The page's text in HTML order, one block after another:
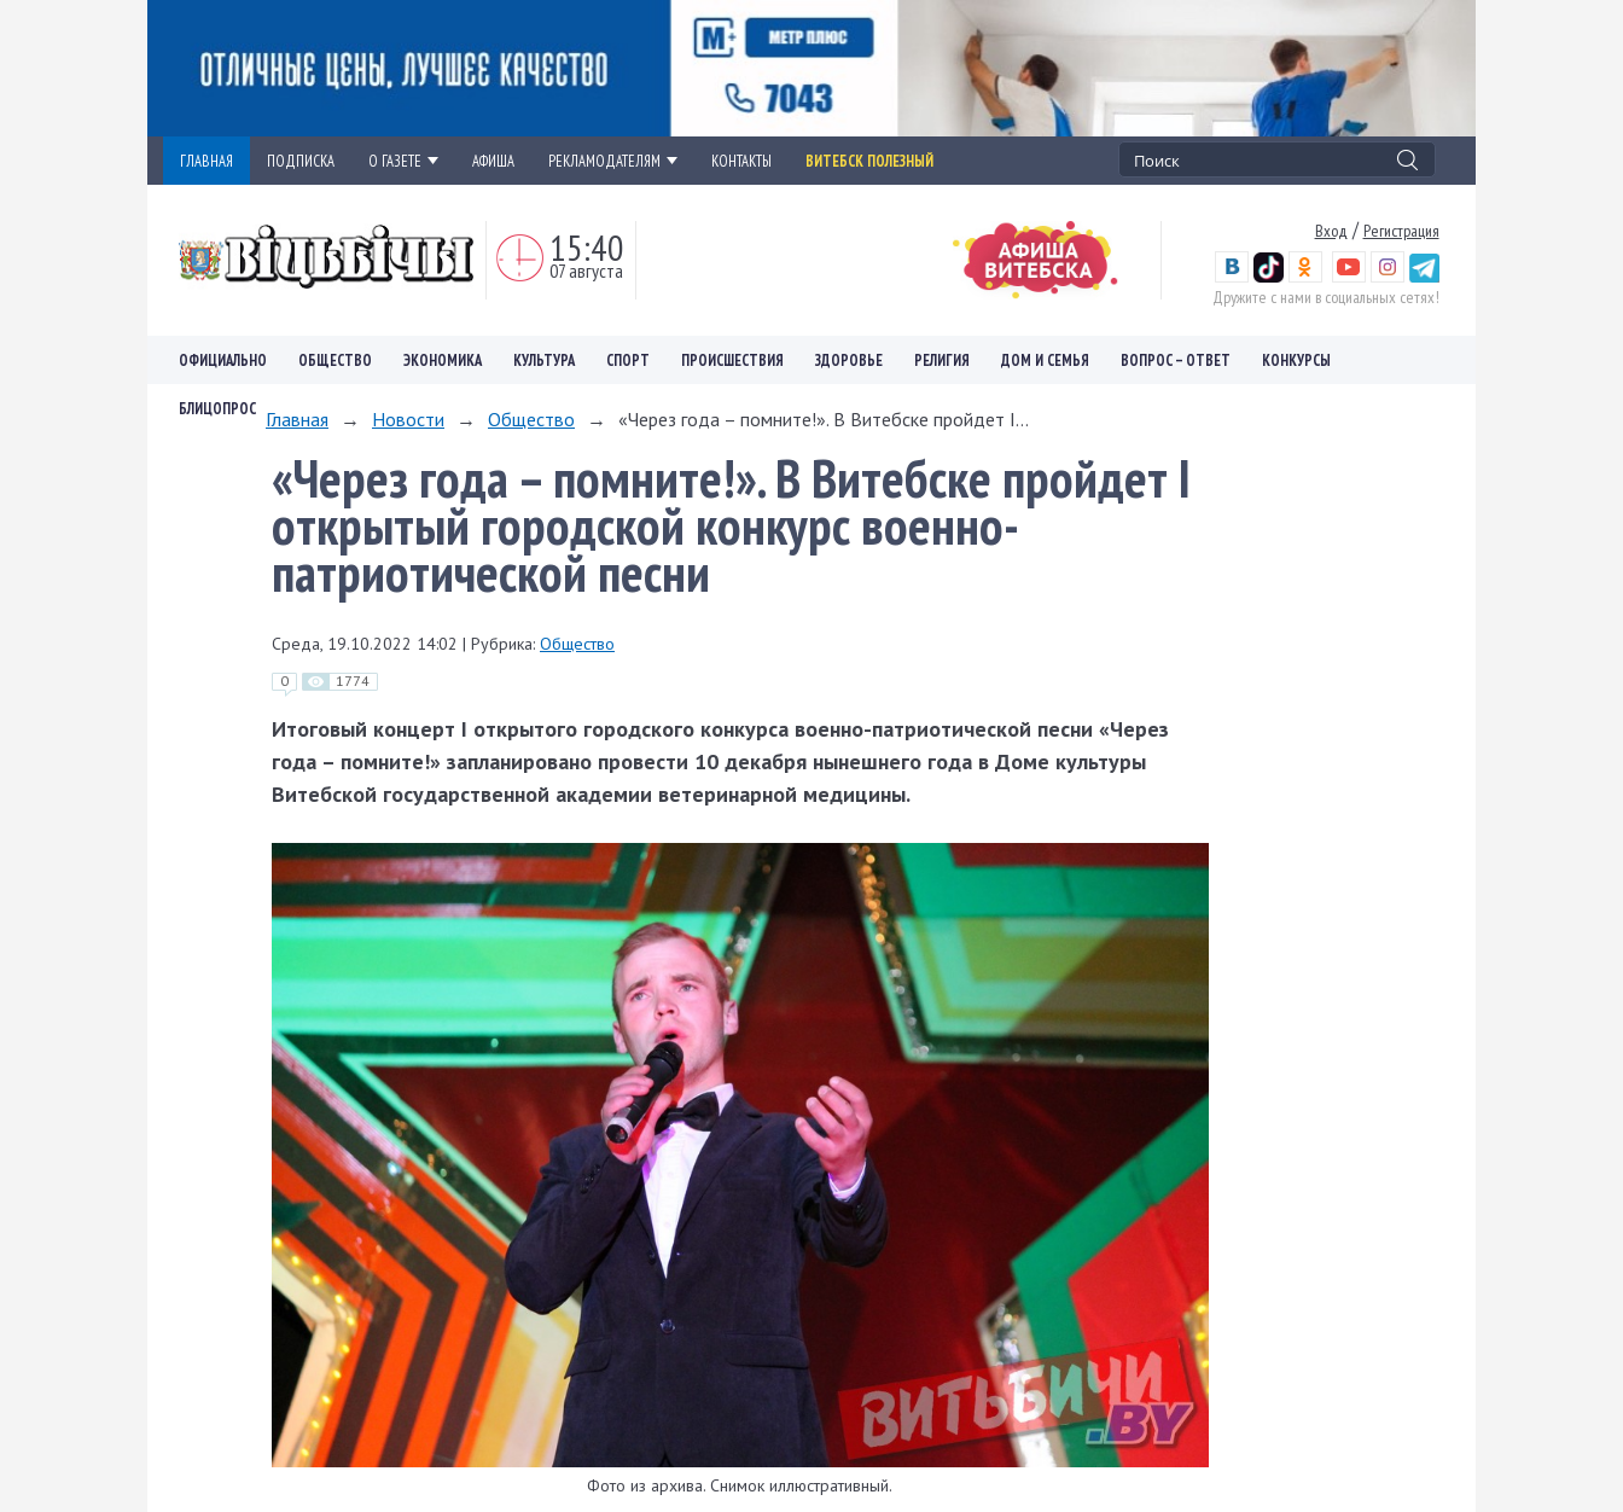
ГЛАВНАЯ ПОДПИСКА О ГАЗЕТЕ АФИША РЕКЛАМОДАТЕЛЯМ КОНТАКТЫ ВИТЕБСК ПОЛЕЗНЫЙ
15:40
07 августа
Вход / Регистрация
Дружите с нами в социальных сетях!
ОФИЦИАЛЬНО ОБЩЕСТВО ЭКОНОМИКА КУЛЬТУРА СПОРТ ПРОИСШЕСТВИЯ ЗДОРОВЬЕ РЕЛИГИЯ ДОМ И СЕМЬЯ ВОПРОС – ОТВЕТ КОНКУРСЫ
БЛИЦОПРОС Главная → Новости → Общество → «Через года – помните!». В Витебске пройдет I...
«Через года – помните!». В Витебске пройдет I
открытый городской конкурс военно-
патриотической песни
Среда, 19.10.2022 14:02 | Рубрика: Общество
0 1774
Итоговый концерт I открытого городского конкурса военно-патриотической песни «Через
года – помните!» запланировано провести 10 декабря нынешнего года в Доме культуры
Витебской государственной академии ветеринарной медицины.
Фото из архива. Снимок иллюстративный.